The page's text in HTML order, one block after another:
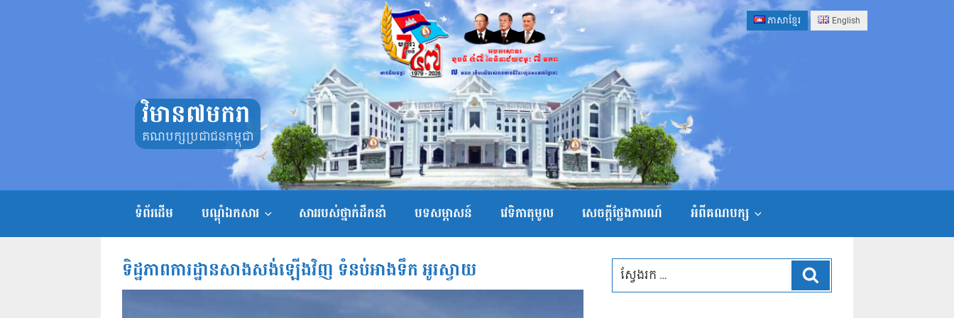
ភាសាខ្មែរ English
វិមាន៧មករា
គណបក្សប្រជាជនកម្ពុជា
ទំព័រដើម បណ្តុំឯកសារ សាររបស់ថ្នាក់ដឹកនាំ បទសម្ភាសន៍ វេទិកាតុមូល សេចក្ដីថ្លែងការណ៍ អំពីគណបក្ស
ទិដ្ឋភាពការដ្ឋានសាងសង់ឡើងវិញ ទំនប់អាងទឹក អូរស្វាយ